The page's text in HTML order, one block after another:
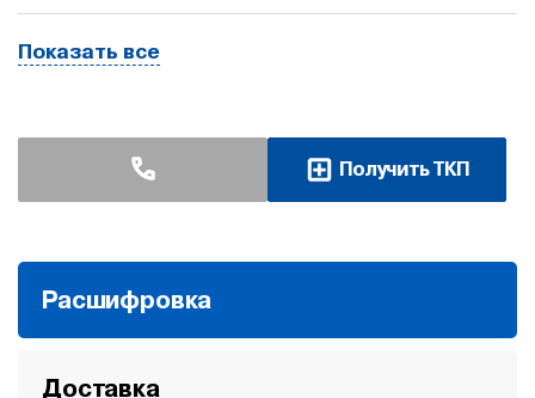
Показать все
Получить ТКП
Расшифровка
Доставка